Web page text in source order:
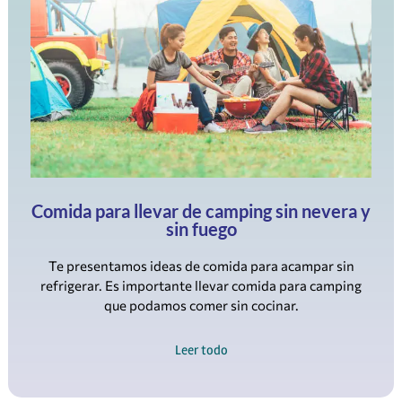
Comida para llevar de camping sin nevera y
sin fuego
Te presentamos ideas de comida para acampar sin
refrigerar. Es importante llevar comida para camping
que podamos comer sin cocinar.
Leer todo